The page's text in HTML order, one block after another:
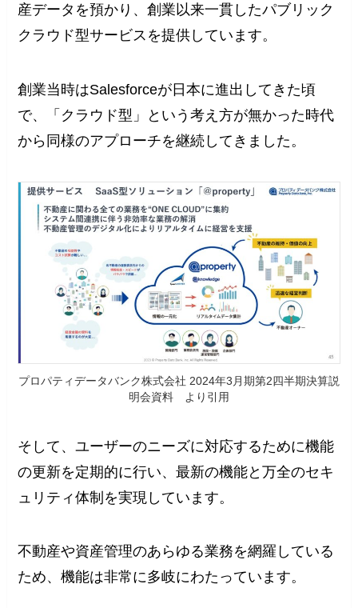
産データを預かり、創業以来一貫したパブリック
クラウド型サービスを提供しています。
創業当時はSalesforceが日本に進出してきた頃
で、「クラウド型」という考え方が無かった時代
から同様のアプローチを継続してきました。
プロパティデータバンク株式会社 2024年3月期第2四半期決算説
明会資料 より引用
そして、ユーザーのニーズに対応するために機能
の更新を定期的に行い、最新の機能と万全のセキ
ュリティ体制を実現しています。
不動産や資産管理のあらゆる業務を網羅している
ため、機能は非常に多岐にわたっています。